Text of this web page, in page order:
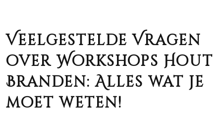
Veelgestelde Vragen
over Workshops Hout
Branden: Alles wat je
moet weten!